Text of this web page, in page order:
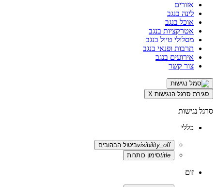
אזורים
לינה בנגב
אוכל בנגב
אטרקציות בנגב
מסלולי טיול בנגב
תרבות ופנאי בנגב
אירועים בנגב
צור קשר
סגירת סרגל הנגישות X
סרגל נגישות
כללי
visibility_offביטול הבהובים
titleסימון כותרות
זום